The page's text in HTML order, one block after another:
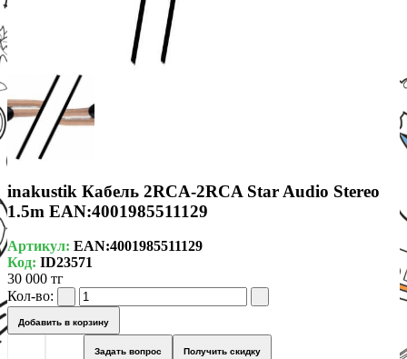
inakustik Кабель 2RCA-2RCA Star Audio Stereo
1.5m EAN:4001985511129
Артикул: EAN:4001985511129
Код: ID23571
30 000 тг
Кол-во:
Добавить в корзину
Задать вопрос Получить скидку